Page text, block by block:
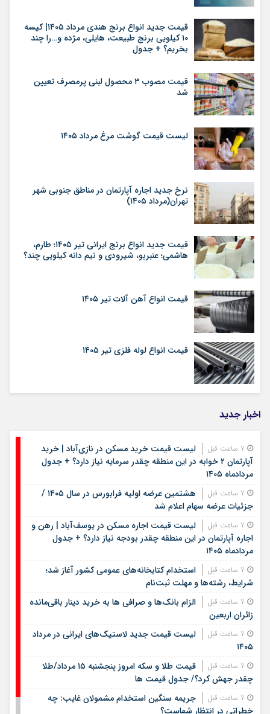
قیمت جدید انواع برنج هندی مرداد ۱۴۰۵| کیسه
۱۰ کیلویی برنج طبیعت، هایلی، مژده و…را چند
بخریم؟ + جدول
قیمت مصوب ۳ محصول لبنی پرمصرف تعیین
شد
لیست قیمت گوشت مرغ مرداد ۱۴۰۵
نرخ جدید اجاره آپارتمان در مناطق جنوبی شهر
تهران(مرداد ۱۴۰۵)
قیمت جدید انواع برنج ایرانی تیر ۱۴۰۵؛ طارم،
هاشمی؛ عنبربو، شیرودی و نیم دانه کیلویی چند؟
قیمت انواع آهن آلات تیر ۱۴۰۵
قیمت انواع لوله فلزی تیر ۱۴۰۵
اخبار جدید
لیست قیمت خرید مسکن در نازی‌آباد | خرید
آپارتمان ۲ خوابه در این منطقه چقدر سرمایه نیاز دارد؟ + جدول
مردادماه ۱۴۰۵
هشتمین عرضه اولیه فرابورس در سال ۱۴۰۵ /
جزئیات عرضه سهام اعلام شد
لیست قیمت اجاره مسکن در یوسف‌آباد | رهن و
اجاره آپارتمان در این منطقه چقدر بودجه نیاز دارد؟ + جدول
مردادماه ۱۴۰۵
استخدام کتابخانه‌های عمومی کشور آغاز شد؛
شرایط، رشته‌ها و مهلت ثبت‌نام
الزام بانک‌ها و صرافی ها به خرید دینار باقی‌مانده
زائران اربعین
لیست قیمت جدید لاستیک‌های ایرانی در مرداد
۱۴۰۵
قیمت طلا و سکه امروز پنجشنبه ۱۵ مرداد/طلا
چقدر جهش کرد؟/ جدول قیمت ها
جریمه سنگین استخدام مشمولان غایب: چه
خطراتی در انتظار شماست؟